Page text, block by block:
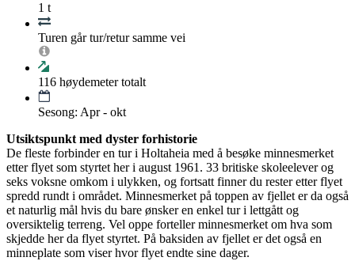
1 t
Turen går tur/retur samme vei
116 høydemeter totalt
Sesong: Apr - okt
Utsiktspunkt med dyster forhistorie
De fleste forbinder en tur i Holtaheia med å besøke minnesmerket
etter flyet som styrtet her i august 1961. 33 britiske skoleelever og
seks voksne omkom i ulykken, og fortsatt finner du rester etter flyet
spredd rundt i området. Minnesmerket på toppen av fjellet er da også
et naturlig mål hvis du bare ønsker en enkel tur i lettgått og
oversiktelig terreng. Vel oppe forteller minnesmerket om hva som
skjedde her da flyet styrtet. På baksiden av fjellet er det også en
minneplate som viser hvor flyet endte sine dager.